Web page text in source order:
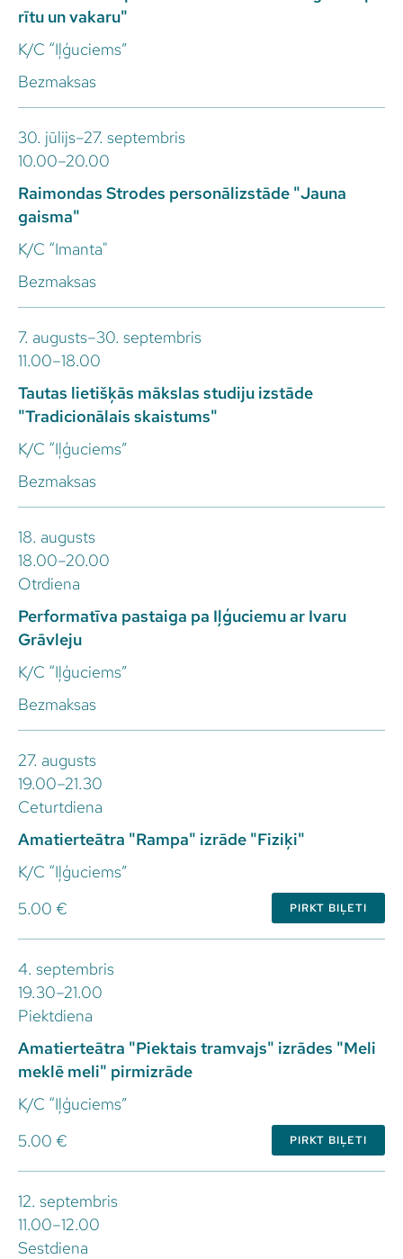
rītu un vakaru"
K/C “Iļģuciems”
Bezmaksas
30. jūlijs–27. septembris
10.00–20.00
Raimondas Strodes personālizstāde "Jauna
gaisma"
K/C “Imanta"
Bezmaksas
7. augusts–30. septembris
11.00–18.00
Tautas lietišķās mākslas studiju izstāde
"Tradicionālais skaistums"
K/C “Iļģuciems”
Bezmaksas
18. augusts
18.00–20.00
Otrdiena
Performatīva pastaiga pa Iļģuciemu ar Ivaru
Grāvleju
K/C “Iļģuciems”
Bezmaksas
27. augusts
19.00–21.30
Ceturtdiena
Amatierteātra "Rampa" izrāde "Fiziķi"
K/C “Iļģuciems”
5.00 €
PIRKT BIĻETI
4. septembris
19.30–21.00
Piektdiena
Amatierteātra "Piektais tramvajs" izrādes "Meli
meklē meli" pirmizrāde
K/C “Iļģuciems”
5.00 €
PIRKT BIĻETI
12. septembris
11.00–12.00
Sestdiena